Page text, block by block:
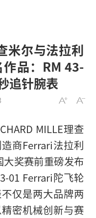
米尔与法拉利
品：RM 43-
追针腕表
MILLE理查
商Ferrari法拉利
奖赛前重磅发布
01 Ferrari陀飞轮
仅是两大品牌两
密机械创新与赛